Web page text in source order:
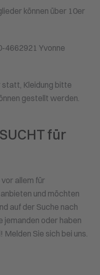
können über 10er
4662921 Yvonne
Kleidung bitte
gestellt werden.
für
allem für
und möchten
auf der Suche nach
jemanden oder haben
Sie sich bei uns.